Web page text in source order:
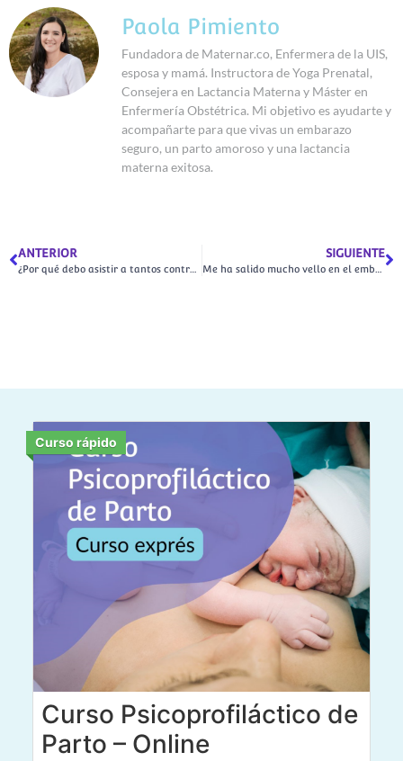
Paola Pimiento
Fundadora de Maternar.co, Enfermera de la UIS,
esposa y mamá. Instructora de Yoga Prenatal,
Consejera en Lactancia Materna y Máster en
Enfermería Obstétrica. Mi objetivo es ayudarte y
acompañarte para que vivas un embarazo
seguro, un parto amoroso y una lactancia
materna exitosa.
ANTERIOR
¿Por qué debo asistir a tantos controles prenatales?
SIGUIENTE
Me ha salido mucho vello en el embarazo ¿es normal?
Curso rápido
Curso Psicoprofiláctico de
Parto – Online